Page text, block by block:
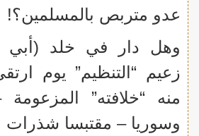
عدو متربص بالمسلمين؟!
وهل دار في خلد (أبي
زعيم “التنظيم” يوم
منه “خلافته”
وسوريا – مقتبسا